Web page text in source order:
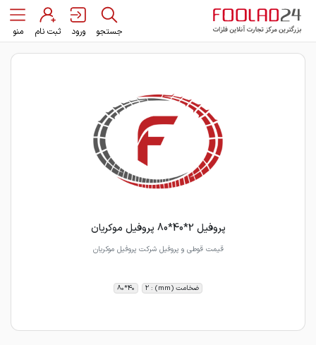
جستجو ورود ثبت نام منو
پروفیل 2*40*80 پروفیل موکریان
قیمت قوطی و پروفیل شرکت پروفیل موکریان
ضخامت (mm) : 2 40*80